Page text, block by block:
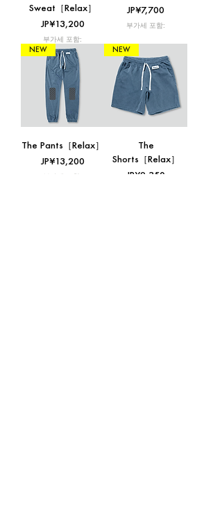
Sweat［Relax］
가격
JP¥13,200
부가세 포함:
가격
JP¥7,700
부가세 포함:
NEW
The Pants［Relax］
가격
JP¥13,200
부가세 포함:
NEW
The
Shorts［Relax］
가격
JP¥9,350